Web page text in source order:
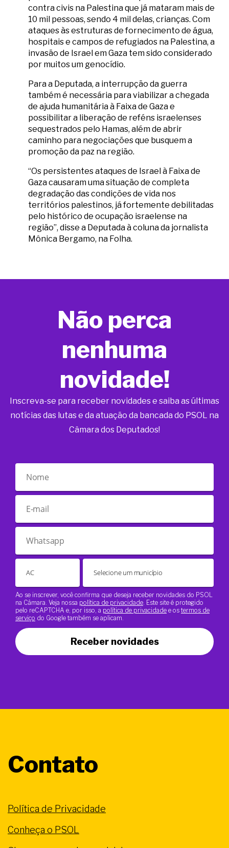
contra civis na Palestina que já mataram mais de
10 mil pessoas, sendo 4 mil delas, crianças. Com
ataques às estruturas de fornecimento de água,
hospitais e campos de refugiados na Palestina, a
invasão de Israel em Gaza tem sido considerado
por muitos um genocídio.
Para a Deputada, a interrupção da guerra
também é necessária para viabilizar a chegada
de ajuda humanitária à Faixa de Gaza e
possibilitar a liberação de reféns israelenses
sequestrados pelo Hamas, além de abrir
caminho para negociações que busquem a
promoção da paz na região.
“Os persistentes ataques de Israel à Faixa de
Gaza causaram uma situação de completa
degradação das condições de vida nos
territórios palestinos, já fortemente debilitadas
pelo histórico de ocupação israelense na
região”, disse a Deputada à coluna da jornalista
Mônica Bergamo, na Folha.
Não perca
nenhuma
novidade!
Inscreva-se para receber novidades e saiba as últimas
notícias das lutas e da atuação da bancada do PSOL na
Câmara dos Deputados!
Ao se inscrever, você confirma que deseja receber novidades do PSOL
na Câmara. Veja nossa política de privacidade . Este site é protegido
pelo reCAPTCHA e, por isso, a política de privacidade e os termos de
serviço do Google também se aplicam.
Receber novidades
Contato
Política de Privacidade
Conheça o PSOL